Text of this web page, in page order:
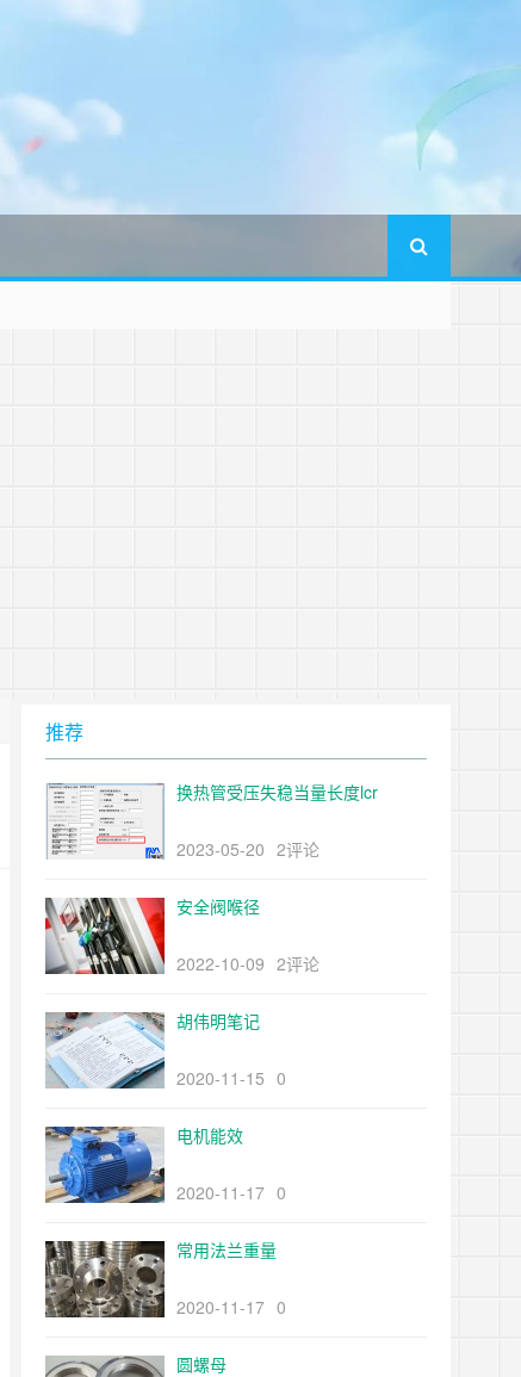
推荐
换热管受压失稳当量长度lcr
2023-05-20 2评论
安全阀喉径
2022-10-09 2评论
胡伟明笔记
2020-11-15 0
电机能效
2020-11-17 0
常用法兰重量
2020-11-17 0
圆螺母